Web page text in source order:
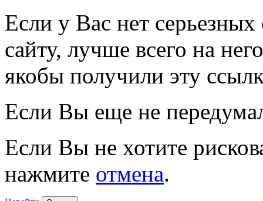
Если у Вас нет
сайту, лучше всего на
якобы получили эту
Если Вы еще не
Если Вы не хотите
нажмите отмена.